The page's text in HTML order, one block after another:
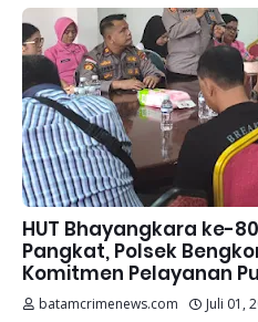
HUT Bhayangkara ke-
Pangkat, Polsek
Komitmen Pelayanan
batamcrimenews.com Juli 01,